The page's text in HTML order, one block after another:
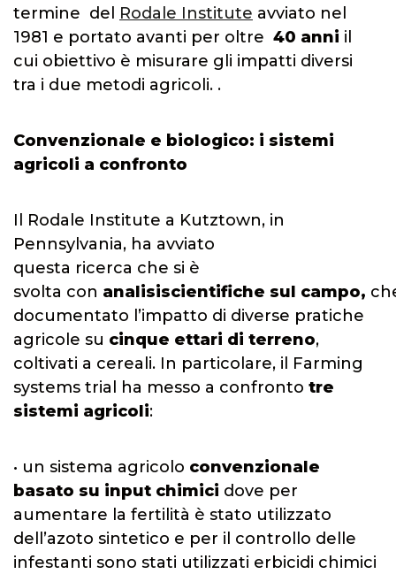
termine del Rodale Institute avviato nel
1981 e portato avanti per oltre 40 anni il
cui obiettivo è misurare gli impatti diversi
tra i due metodi agricoli. .
Convenzionale e biologico: i sistemi
agricoli a confronto
Il Rodale Institute a Kutztown, in
Pennsylvania, ha avviato
questa ricerca che si è
svolta con analisiscientifiche sul campo,
documentato l’impatto di diverse pratiche
agricole su cinque ettari di terreno,
coltivati a cereali. In particolare, il Farming
systems trial ha messo a confronto tre
sistemi agricoli:
• un sistema agricolo convenzionale
basato su input chimici dove per
aumentare la fertilità è stato utilizzato
dell’azoto sintetico e per il controllo delle
infestanti sono stati utilizzati erbicidi chimici